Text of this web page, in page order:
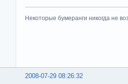
Некоторые бумеранги никогда не
2008-07-29 08:26:32